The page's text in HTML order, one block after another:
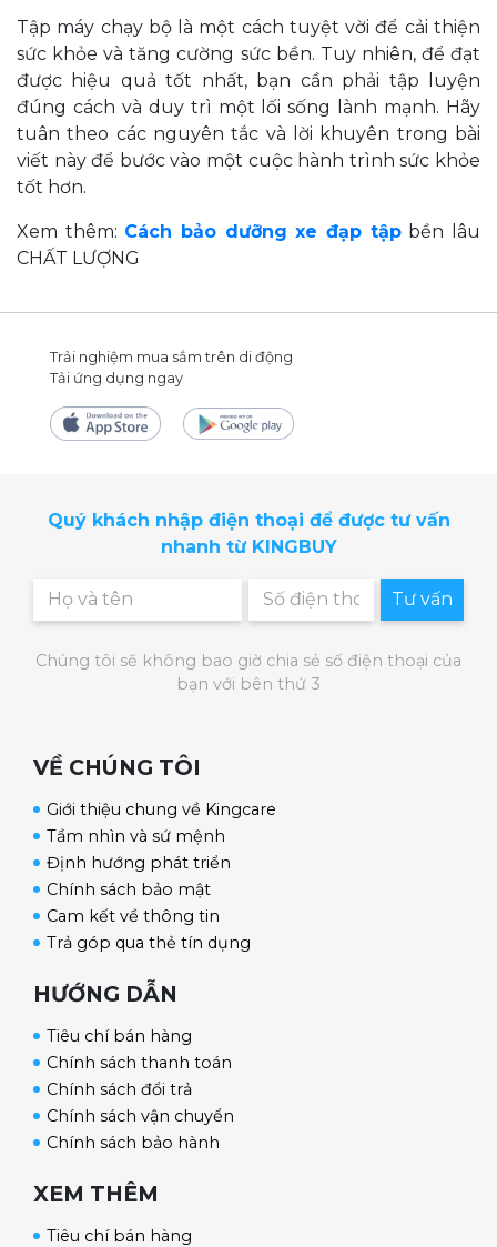
Tập máy chạy bộ là một cách tuyệt vời để cải thiện
sức khỏe và tăng cường sức bền. Tuy nhiên, để đạt
được hiệu quả tốt nhất, bạn cần phải tập luyện
đúng cách và duy trì một lối sống lành mạnh. Hãy
tuân theo các nguyên tắc và lời khuyên trong bài
viết này để bước vào một cuộc hành trình sức khỏe
tốt hơn.
Xem thêm: Cách bảo dưỡng xe đạp tậpbền lâu
CHẤT LƯỢNG
Trải nghiệm mua sắm trên di động
Tải ứng dụng ngay
Quý khách nhập điện thoại để được tư vấn
nhanh từ KINGBUY
Tư vấn
Chúng tôi sẽ không bao giờ chia sẻ số điện thoại của
bạn với bên thứ 3
VỀ CHÚNG TÔI
Giới thiệu chung về Kingcare
Tầm nhìn và sứ mệnh
Định hướng phát triển
Chính sách bảo mật
Cam kết về thông tin
Trả góp qua thẻ tín dụng
HƯỚNG DẪN
Tiêu chí bán hàng
Chính sách thanh toán
Chính sách đổi trả
Chính sách vận chuyển
Chính sách bảo hành
XEM THÊM
Tiêu chí bán hàng